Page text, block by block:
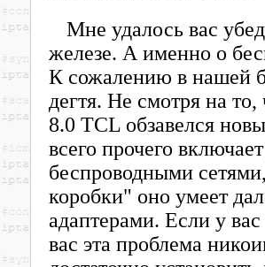
Мне удалось вас
железе. А именно о
К сожалению в нашей
дегтя. Не смотря на
8.0 TCL обзавелся
всего прочего
беспроводными
коробки" оно умеет
адаптерами. Если у
вас эта проблема